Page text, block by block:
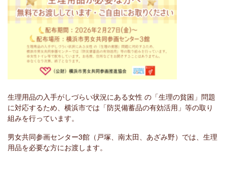
生理用品の入手がしづらい状況にある女性 の「生理の貧困」問題
に対応するため、横浜市では「防災備蓄品の有効活用」等の取り
組みを行っています。
男女共同参画センター3館（戸塚、南太田、あざみ野）では、 生理
用品を必要な方にお渡し ます。